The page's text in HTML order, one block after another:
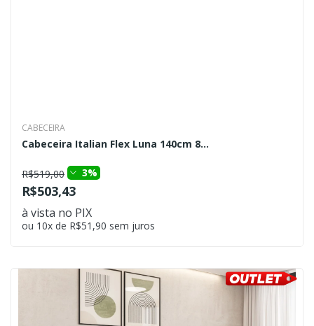
CABECEIRA
Cabeceira Italian Flex Luna 140cm 8...
R$519,00 3%
R$503,43
à vista no PIX
ou 10x de R$51,90 sem juros